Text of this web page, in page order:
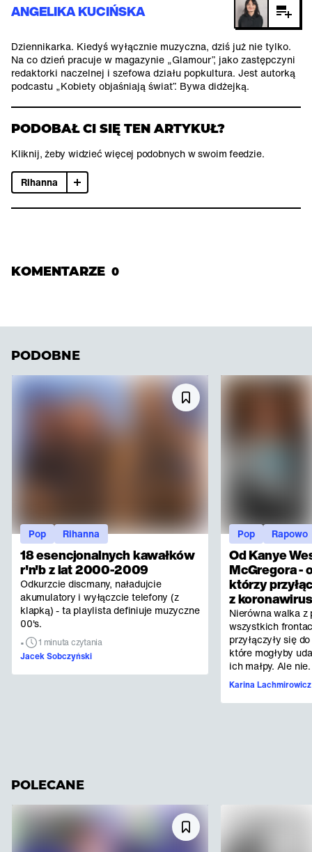
ANGELIKA KUCIŃSKA
Dziennikarka. Kiedyś wyłącznie muzyczna, dziś już nie tylko.
Na co dzień pracuje w magazynie „Glamour”, jako zastępczyni
redaktorki naczelnej i szefowa działu popkultura. Jest autorką
podcastu „Kobiety objaśniają świat”. Bywa didżejką.
PODOBAŁ CI SIĘ TEN ARTYKUŁ?
Kliknij, żeby widzieć więcej podobnych w swoim feedzie.
Rihanna
KOMENTARZE 0
PODOBNE
18 esencjonalnych kawałków
r'n'b z lat 2000-2009
Odkurzcie discmany, naładujcie
akumulatory i wyłączcie telefony (z
klapką) - ta playlista definiuje muzyczne
00's.
•
1 minuta czytania
Jacek Sobczyński
Pop Rihanna
Od Kanye
McGregora -
którzy
z
Nierówna walka z
wszystkich
przyłączyły się
które mogłyby
ich małpy. Ale nie.
Karina Lachmirowicz
Pop Rapowo
POLECANE